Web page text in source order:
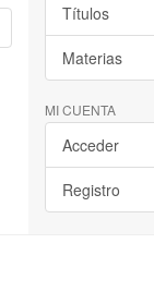
Títulos
Materias
MI CUENTA
Acceder
Registro